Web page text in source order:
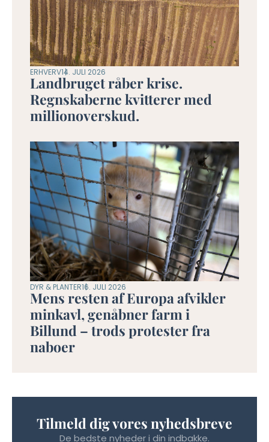
ERHVERV14. JULI 2026
Landbruget råber krise.
Regnskaberne kvitterer med
millionoverskud.
DYR & PLANTER16. JULI 2026
Mens resten af Europa afvikler
minkavl, genåbner farm i
Billund – trods protester fra
naboer
Tilmeld dig vores nyhedsbreve
De bedste nyheder i din indbakke.